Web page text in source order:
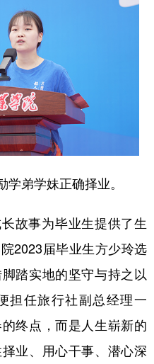
弟学妹正确择业。
故事为毕业生提供了生
2023届毕业生方少玲选
踏实地的坚守与持之以
担任旅行社副总经理一
终点，而是人生崭新的
业、用心干事、潜心深